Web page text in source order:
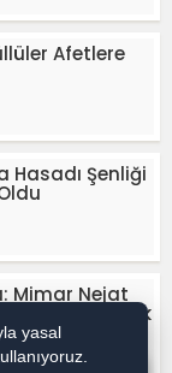
Afetlere
Hasadı Şenliği
Mimar Nejat
Yaşatılacak
yasal
/ Reklam